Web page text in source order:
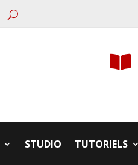

STUDIO TUTORIELS